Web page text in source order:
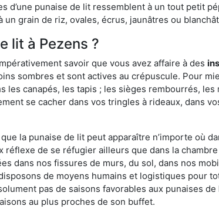
d’une punaise de lit ressemblent à un tout petit
grain de riz, ovales, écrus, jaunâtres ou
lit à Pezens ?
savoir que vous avez affaire à des
sombres et sont actives au crépuscule. Pour
les canapés, les tapis ; les sièges rembourrés,
se cacher dans vos tringles à rideaux, dans
la punaise de lit peut apparaître n’importe où
de se réfugier ailleurs que dans la chambre
dans nos fissures de murs, du sol, dans nos
de moyens humains et logistiques pour
pas de saisons favorables aux punaises
au plus proches de son buffet.